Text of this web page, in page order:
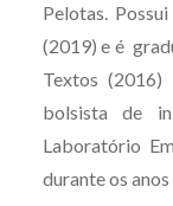
Pelotas.
(2019) e é
Textos (2016)
bolsista de
Laboratório
durante os